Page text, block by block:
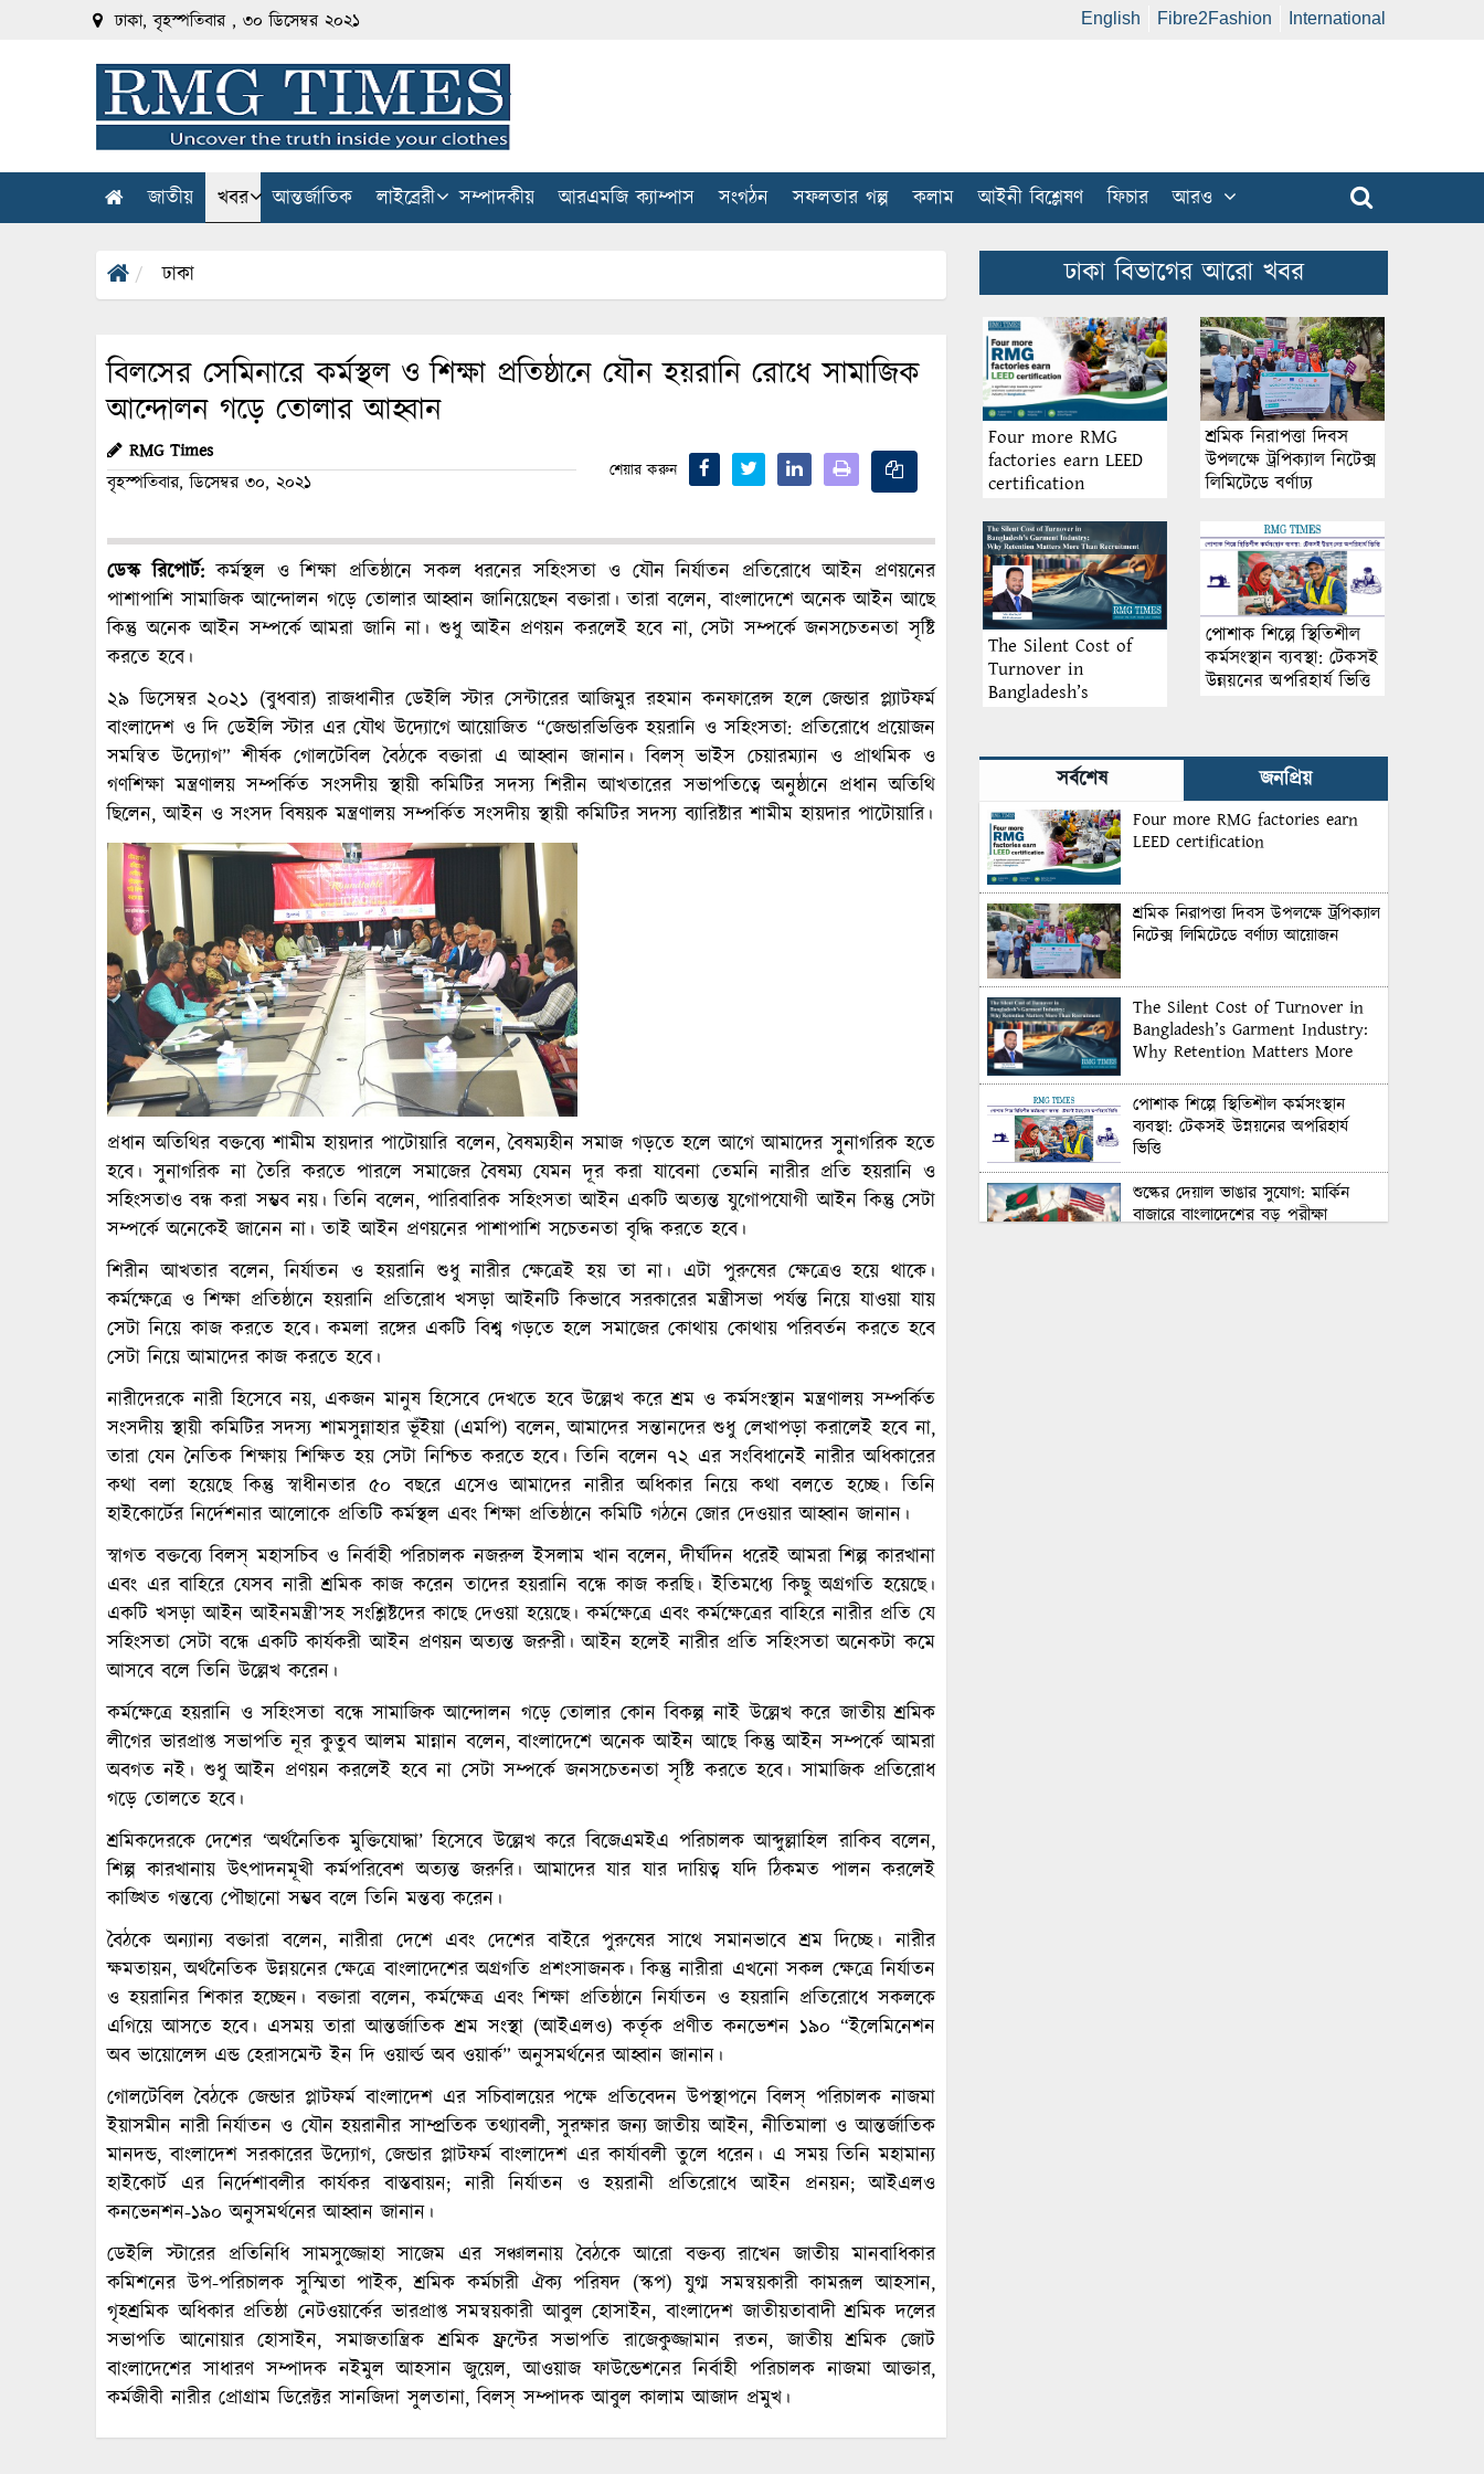
ঢাকা, বৃহস্পতিবার , ৩০ ডিসেম্বর ২০২১ English Fibre2Fashion International
জাতীয় খবর আন্তর্জাতিক লাইব্রেরী সম্পাদকীয় আরএমজি ক্যাম্পাস সংগঠন সফলতার গল্প কলাম আইনী বিশ্লেষণ ফিচার আরও
ঢাকা
বিলসের সেমিনারে কর্মস্থল ও শিক্ষা প্রতিষ্ঠানে যৌন হয়রানি রোধে সামাজিক
আন্দোলন গড়ে তোলার আহ্বান
RMG Times
বৃহস্পতিবার, ডিসেম্বর ৩০, ২০২১
শেয়ার করুন
ডেস্ক রিপোর্ট:কর্মস্থল ও শিক্ষা প্রতিষ্ঠানে সকল ধরনের সহিংসতা ও যৌন নির্যাতন প্রতিরোধে আইন প্রণয়নের
পাশাপাশি সামাজিক আন্দোলন গড়ে তোলার আহ্বান জানিয়েছেন বক্তারা। তারা বলেন, বাংলাদেশে অনেক আইন আছে
কিন্তু অনেক আইন সম্পর্কে আমরা জানি না। শুধু আইন প্রণয়ন করলেই হবে না, সেটা সম্পর্কে জনসচেতনতা সৃষ্টি
করতে হবে।
২৯ ডিসেম্বর ২০২১ (বুধবার) রাজধানীর ডেইলি স্টার সেন্টারের আজিমুর রহমান কনফারেন্স হলে জেন্ডার প্ল্যাটফর্ম
বাংলাদেশ ও দি ডেইলি স্টার এর যৌথ উদ্যোগে আয়োজিত “জেন্ডারভিত্তিক হয়রানি ও সহিংসতা: প্রতিরোধে প্রয়োজন
সমন্বিত উদ্যোগ” শীর্ষক গোলটেবিল বৈঠকে বক্তারা এ আহ্বান জানান। বিলস্ ভাইস চেয়ারম্যান ও প্রাথমিক ও
গণশিক্ষা মন্ত্রণালয় সম্পর্কিত সংসদীয় স্থায়ী কমিটির সদস্য শিরীন আখতারের সভাপতিত্বে অনুষ্ঠানে প্রধান অতিথি
ছিলেন, আইন ও সংসদ বিষয়ক মন্ত্রণালয় সম্পর্কিত সংসদীয় স্থায়ী কমিটির সদস্য ব্যারিষ্টার শামীম হায়দার পাটোয়ারি।
প্রধান অতিথির বক্তব্যে শামীম হায়দার পাটোয়ারি বলেন, বৈষম্যহীন সমাজ গড়তে হলে আগে আমাদের সুনাগরিক হতে
হবে। সুনাগরিক না তৈরি করতে পারলে সমাজের বৈষম্য যেমন দূর করা যাবেনা তেমনি নারীর প্রতি হয়রানি ও
সহিংসতাও বন্ধ করা সম্ভব নয়। তিনি বলেন, পারিবারিক সহিংসতা আইন একটি অত্যন্ত যুগোপযোগী আইন কিন্তু সেটা
সম্পর্কে অনেকেই জানেন না। তাই আইন প্রণয়নের পাশাপাশি সচেতনতা বৃদ্ধি করতে হবে।
শিরীন আখতার বলেন, নির্যাতন ও হয়রানি শুধু নারীর ক্ষেত্রেই হয় তা না। এটা পুরুষের ক্ষেত্রেও হয়ে থাকে।
কর্মক্ষেত্রে ও শিক্ষা প্রতিষ্ঠানে হয়রানি প্রতিরোধ খসড়া আইনটি কিভাবে সরকারের মন্ত্রীসভা পর্যন্ত নিয়ে যাওয়া যায়
সেটা নিয়ে কাজ করতে হবে। কমলা রঙ্গের একটি বিশ্ব গড়তে হলে সমাজের কোথায় কোথায় পরিবর্তন করতে হবে
সেটা নিয়ে আমাদের কাজ করতে হবে।
নারীদেরকে নারী হিসেবে নয়, একজন মানুষ হিসেবে দেখতে হবে উল্লেখ করে শ্রম ও কর্মসংস্থান মন্ত্রণালয় সম্পর্কিত
সংসদীয় স্থায়ী কমিটির সদস্য শামসুন্নাহার ভূঁইয়া (এমপি) বলেন, আমাদের সন্তানদের শুধু লেখাপড়া করালেই হবে না,
তারা যেন নৈতিক শিক্ষায় শিক্ষিত হয় সেটা নিশ্চিত করতে হবে। তিনি বলেন ৭২ এর সংবিধানেই নারীর অধিকারের
কথা বলা হয়েছে কিন্তু স্বাধীনতার ৫০ বছরে এসেও আমাদের নারীর অধিকার নিয়ে কথা বলতে হচ্ছে। তিনি
হাইকোর্টের নির্দেশনার আলোকে প্রতিটি কর্মস্থল এবং শিক্ষা প্রতিষ্ঠানে কমিটি গঠনে জোর দেওয়ার আহ্বান জানান।
স্বাগত বক্তব্যে বিলস্ মহাসচিব ও নির্বাহী পরিচালক নজরুল ইসলাম খান বলেন, দীর্ঘদিন ধরেই আমরা শিল্প কারখানা
এবং এর বাহিরে যেসব নারী শ্রমিক কাজ করেন তাদের হয়রানি বন্ধে কাজ করছি। ইতিমধ্যে কিছু অগ্রগতি হয়েছে।
একটি খসড়া আইন আইনমন্ত্রী’সহ সংশ্লিষ্টদের কাছে দেওয়া হয়েছে। কর্মক্ষেত্রে এবং কর্মক্ষেত্রের বাহিরে নারীর প্রতি যে
সহিংসতা সেটা বন্ধে একটি কার্যকরী আইন প্রণয়ন অত্যন্ত জরুরী। আইন হলেই নারীর প্রতি সহিংসতা অনেকটা কমে
আসবে বলে তিনি উল্লেখ করেন।
কর্মক্ষেত্রে হয়রানি ও সহিংসতা বন্ধে সামাজিক আন্দোলন গড়ে তোলার কোন বিকল্প নাই উল্লেখ করে জাতীয় শ্রমিক
লীগের ভারপ্রাপ্ত সভাপতি নূর কুতুব আলম মান্নান বলেন, বাংলাদেশে অনেক আইন আছে কিন্তু আইন সম্পর্কে আমরা
অবগত নই। শুধু আইন প্রণয়ন করলেই হবে না সেটা সম্পর্কে জনসচেতনতা সৃষ্টি করতে হবে। সামাজিক প্রতিরোধ
গড়ে তোলতে হবে।
শ্রমিকদেরকে দেশের ‘অর্থনৈতিক মুক্তিযোদ্ধা’ হিসেবে উল্লেখ করে বিজেএমইএ পরিচালক আব্দুল্লাহিল রাকিব বলেন,
শিল্প কারখানায় উৎপাদনমূখী কর্মপরিবেশ অত্যন্ত জরুরি। আমাদের যার যার দায়িত্ব যদি ঠিকমত পালন করলেই
কাঙ্খিত গন্তব্যে পৌছানো সম্ভব বলে তিনি মন্তব্য করেন।
বৈঠকে অন্যান্য বক্তারা বলেন, নারীরা দেশে এবং দেশের বাইরে পুরুষের সাথে সমানভাবে শ্রম দিচ্ছে। নারীর
ক্ষমতায়ন, অর্থনৈতিক উন্নয়নের ক্ষেত্রে বাংলাদেশের অগ্রগতি প্রশংসাজনক। কিন্তু নারীরা এখনো সকল ক্ষেত্রে নির্যাতন
ও হয়রানির শিকার হচ্ছেন। বক্তারা বলেন, কর্মক্ষেত্র এবং শিক্ষা প্রতিষ্ঠানে নির্যাতন ও হয়রানি প্রতিরোধে সকলকে
এগিয়ে আসতে হবে। এসময় তারা আন্তর্জাতিক শ্রম সংস্থা (আইএলও) কর্তৃক প্রণীত কনভেশন ১৯০ “ইলেমিনেশন
অব ভায়োলেন্স এন্ড হেরাসমেন্ট ইন দি ওয়ার্ল্ড অব ওয়ার্ক” অনুসমর্থনের আহ্বান জানান।
গোলটেবিল বৈঠকে জেন্ডার প্লাটফর্ম বাংলাদেশ এর সচিবালয়ের পক্ষে প্রতিবেদন উপস্থাপনে বিলস্ পরিচালক নাজমা
ইয়াসমীন নারী নির্যাতন ও যৌন হয়রানীর সাম্প্রতিক তথ্যাবলী, সুরক্ষার জন্য জাতীয় আইন, নীতিমালা ও আন্তর্জাতিক
মানদন্ড, বাংলাদেশ সরকারের উদ্যোগ, জেন্ডার প্লাটফর্ম বাংলাদেশ এর কার্যাবলী তুলে ধরেন। এ সময় তিনি মহামান্য
হাইকোর্ট এর নির্দেশাবলীর কার্যকর বাস্তবায়ন; নারী নির্যাতন ও হয়রানী প্রতিরোধে আইন প্রনয়ন; আইএলও
কনভেনশন-১৯০ অনুসমর্থনের আহ্বান জানান।
ডেইলি স্টারের প্রতিনিধি সামসুজ্জোহা সাজেম এর সঞ্চালনায় বৈঠকে আরো বক্তব্য রাখেন জাতীয় মানবাধিকার
কমিশনের উপ-পরিচালক সুস্মিতা পাইক, শ্রমিক কর্মচারী ঐক্য পরিষদ (স্কপ) যুগ্ম সমন্বয়কারী কামরূল আহসান,
গৃহশ্রমিক অধিকার প্রতিষ্ঠা নেটওয়ার্কের ভারপ্রাপ্ত সমন্বয়কারী আবুল হোসাইন, বাংলাদেশ জাতীয়তাবাদী শ্রমিক দলের
সভাপতি আনোয়ার হোসাইন, সমাজতান্ত্রিক শ্রমিক ফ্রন্টের সভাপতি রাজেকুজ্জামান রতন, জাতীয় শ্রমিক জোট
বাংলাদেশের সাধারণ সম্পাদক নইমুল আহসান জুয়েল, আওয়াজ ফাউন্ডেশনের নির্বাহী পরিচালক নাজমা আক্তার,
কর্মজীবী নারীর প্রোগ্রাম ডিরেক্টর সানজিদা সুলতানা, বিলস্ সম্পাদক আবুল কালাম আজাদ প্রমুখ।
ঢাকা বিভাগের আরো খবর
Four more RMG
factories earn LEED
certification
শ্রমিক নিরাপত্তা দিবস
উপলক্ষে ট্রপিক্যাল নিটেক্স
লিমিটেডে বর্ণাঢ্য
The Silent Cost of
Turnover in
Bangladesh’s
Matters More Than
Recruitment
পোশাক শিল্পে স্থিতিশীল
কর্মসংস্থান ব্যবস্থা: টেকসই
উন্নয়নের অপরিহার্য ভিত্তি
সর্বশেষ জনপ্রিয়
Four more RMG factories earn
LEED certification
শ্রমিক নিরাপত্তা দিবস উপলক্ষে ট্রপিক্যাল
নিটেক্স লিমিটেডে বর্ণাঢ্য আয়োজন
The Silent Cost of Turnover in
Bangladesh’s Garment Industry:
Why Retention Matters More
পোশাক শিল্পে স্থিতিশীল কর্মসংস্থান
ব্যবস্থা: টেকসই উন্নয়নের অপরিহার্য
ভিত্তি
শুল্কের দেয়াল ভাঙার সুযোগ: মার্কিন
বাজারে বাংলাদেশের বড় পরীক্ষা